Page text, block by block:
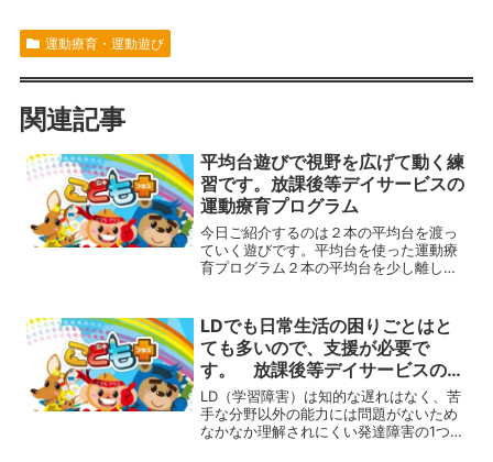
運動療育・運動遊び
関連記事
平均台遊びで視野を広げて動く練
習です。放課後等デイサービスの
運動療育プログラム
今日ご紹介するのは２本の平均台を渡っ
ていく遊びです。平均台を使った運動療
育プログラム２本の平均台を少し離して
に歩くためについ足元ばかりを見てしま
いがちですが、そうすると...
LDでも日常生活の困りごとはと
ても多いので、支援が必要で
す。 放課後等デイサービスの運
動療育プログラム
LD（学習障害）は知的な遅れはなく、苦
手な分野以外の能力には問題がないため
なかなか理解されにくい発達障害の1つで